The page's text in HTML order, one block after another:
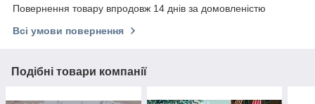
Повернення товару впродовж 14 днів за домовленістю
Всі умови повернення
Подібні товари компанії